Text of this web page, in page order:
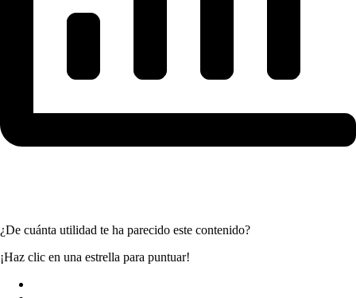
¿De cuánta utilidad te ha parecido este contenido?
¡Haz clic en una estrella para puntuar!